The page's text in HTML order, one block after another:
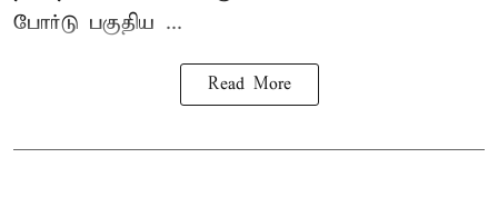
போர்டு பகுதிய ...
Read More